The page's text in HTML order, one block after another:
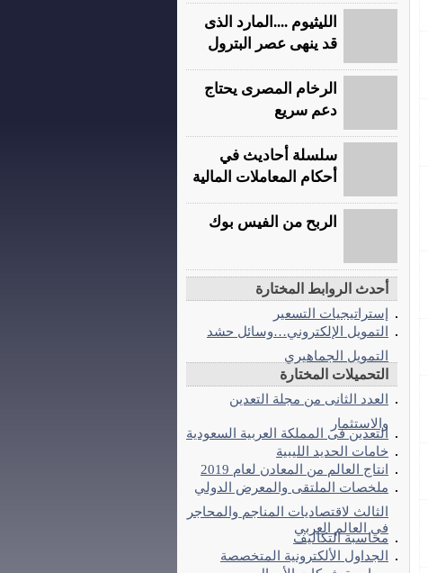
الليثيوم ....المارد الذى
قد ينهى عصر البترول
الرخام المصرى يحتاج
دعم سريع
سلسلة أحاديث في
أحكام المعاملات المالية
الربح من الفيس بوك
أحدث الروابط المختارة
إستراتيجيات التسعير
التمويل الإلكتروني…وسائل حشد
التمويل الجماهيري
التحميلات المختارة
العدد الثانى من مجلة التعدين
والاستثمار
التعدين فى المملكة العربية السعودية
خامات الحديد الليبية
انتاج العالم من المعادن لعام 2019
ملخصات الملتقى والمعرض الدولي
الثالث لاقتصاديات المناجم والمحاجر
في العالم العربي
محاسبة التكاليف
الجداول الألكترونية المتخصصة